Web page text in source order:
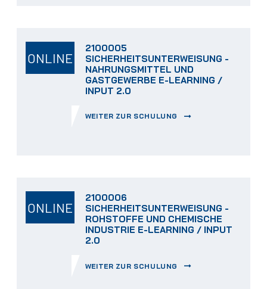
ONLINE
2100005
SICHERHEITSUNTERWEISUNG -
NAHRUNGSMITTEL UND
GASTGEWERBE E-LEARNING /
INPUT 2.0
WEITER ZUR SCHULUNG
ONLINE
2100006
SICHERHEITSUNTERWEISUNG -
ROHSTOFFE UND CHEMISCHE
INDUSTRIE E-LEARNING / INPUT
2.0
WEITER ZUR SCHULUNG